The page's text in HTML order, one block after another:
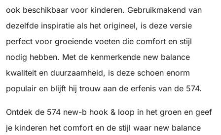
ook beschikbaar voor kinderen. Gebruikmakend van
dezelfde inspiratie als het origineel, is deze versie
perfect voor groeiende voeten die comfort en stijl
nodig hebben. Met de kenmerkende new balance
kwaliteit en duurzaamheid, is deze schoen enorm
populair en blijft hij trouw aan de erfenis van de 574.
Ontdek de 574 new-b hook & loop in het groen en geef
je kinderen het comfort en de stijl waar new balance